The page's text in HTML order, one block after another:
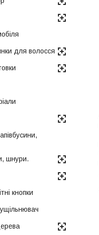
для волосся
шнури.
кнопки